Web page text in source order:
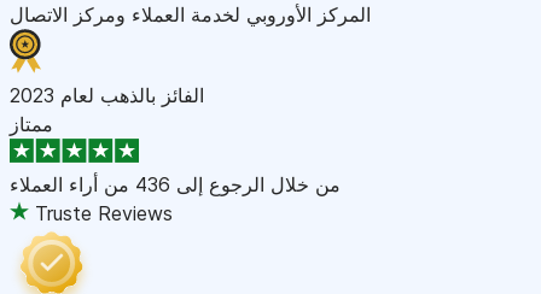
المركز الأوروبي لخدمة العملاء ومركز الاتصال
الفائز بالذهب لعام 2023
ممتاز
من خلال الرجوع إلى 436 من أراء العملاء
Truste Reviews